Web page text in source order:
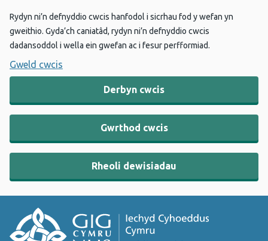
Rydyn ni’n defnyddio cwcis hanfodol i sicrhau fod y wefan yn
gweithio. Gyda’ch caniatâd, rydyn ni’n defnyddio cwcis
dadansoddol i wella ein gwefan ac i fesur perfformiad.
Gweld cwcis
Derbyn cwcis
Gwrthod cwcis
Rheoli dewisiadau